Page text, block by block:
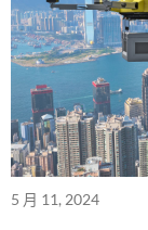
5 月 11, 2024